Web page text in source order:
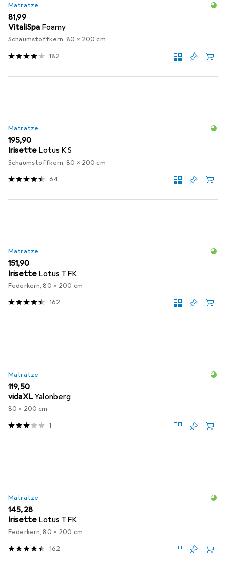
Matratze
EUR
81,99
VitaliSpa Foamy
Schaumstoffkern, 80 x 200 cm
182
Matratze
EUR
195,90
Irisette Lotus KS
Schaumstoffkern, 80 x 200 cm
64
Matratze
EUR
151,90
Irisette Lotus TFK
Federkern, 80 x 200 cm
162
Matratze
EUR
119,50
vidaXLYalonberg
80 x 200 cm
1
Matratze
EUR
145,28
Irisette Lotus TFK
Federkern, 80 x 200 cm
162